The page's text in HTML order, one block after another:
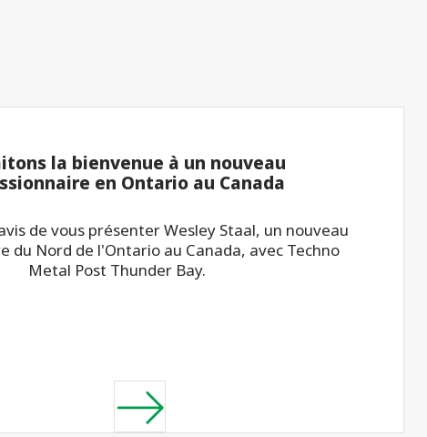
la bienvenue à un nouveau
en Ontario au Canada
de vous présenter Wesley Staal, un nouveau
du Nord de l'Ontario au Canada, avec Techno
Metal Post Thunder Bay.